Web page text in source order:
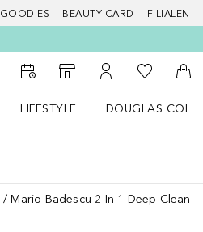
GOODIES BEAUTY CARD FILIALEN
Zum Storefinder
Zu Meinem
Zu Meiner
LIFESTYLE
DOUGLAS
Mario Badescu 2-In-1 Deep